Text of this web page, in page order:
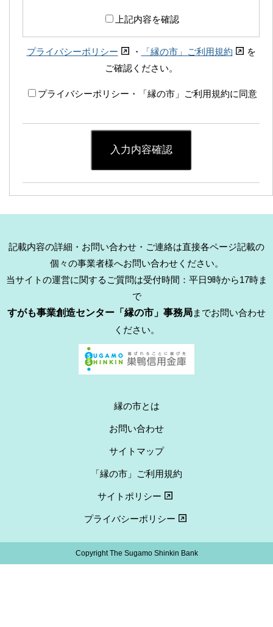
上記内容を確認
プライバシーポリシー ・ 「縁の市」ご利用規約
を
ご確認ください。
プライバシーポリシー・「縁の市」ご利用規約に同意
入力内容確認
記載内容の詳細・お問い合わせ・ご連絡は直接各ページ記載の
個々の事業者様へお問い合わせください。
当サイトの運営に関するご質問は受付時間：平日9時から17時ま
で
すがも事業創造センター「縁の市」事務局までお問い合わせ
ください。
縁の市とは
お問い合わせ
サイトマップ
「縁の市」ご利用規約
サイトポリシー
プライバシーポリシー
Copyright The Sugamo Shinkin Bank